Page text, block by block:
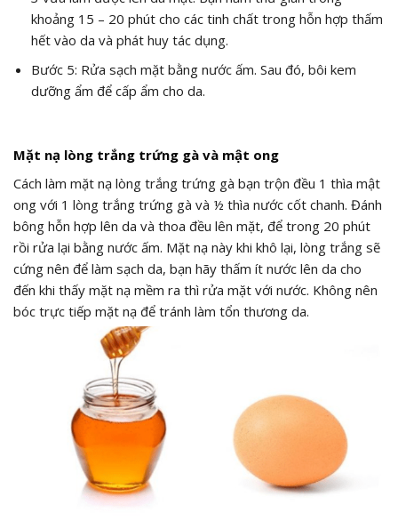
khoảng 15 – 20 phút cho các tinh chất trong hỗn hợp thấm
hết vào da và phát huy tác dụng.
Bước 5: Rửa sạch mặt bằng nước ấm. Sau đó, bôi kem
dưỡng ẩm để cấp ẩm cho da.
Mặt nạ lòng trắng trứng gà và mật ong
Cách làm mặt nạ lòng trắng trứng gà bạn trộn đều 1 thìa mật
ong với 1 lòng trắng trứng gà và ½ thìa nước cốt chanh. Đánh
bông hỗn hợp lên da và thoa đều lên mặt, để trong 20 phút
rồi rửa lại bằng nước ấm. Mặt nạ này khi khô lại, lòng trắng sẽ
cứng nên để làm sạch da, bạn hãy thấm ít nước lên da cho
đến khi thấy mặt nạ mềm ra thì rửa mặt với nước. Không nên
bóc trực tiếp mặt nạ để tránh làm tổn thương da.